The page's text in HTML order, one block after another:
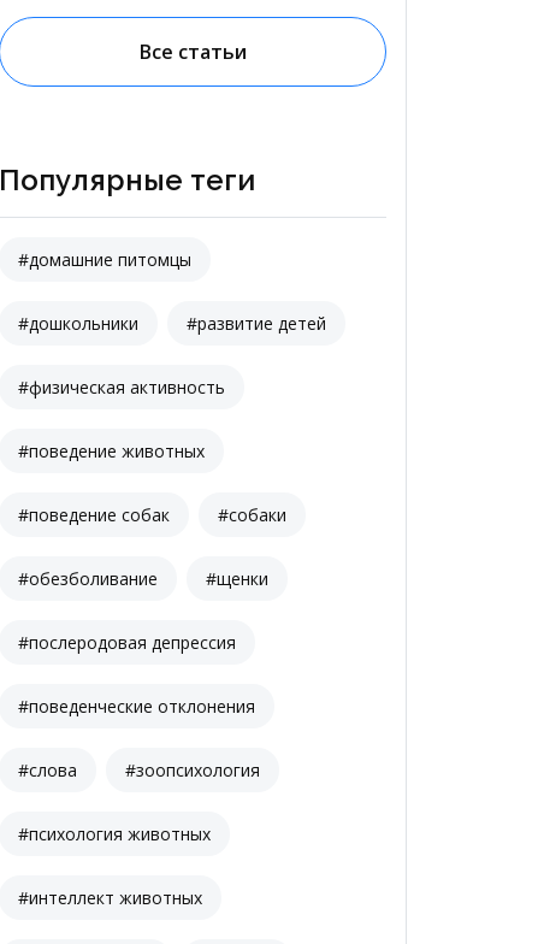
Все статьи
Популярные теги
#домашние питомцы
#дошкольники #развитие детей
#физическая активность
#поведение животных
#поведение собак #собаки
#обезболивание #щенки
#послеродовая депрессия
#поведенческие отклонения
#слова #зоопсихология
#психология животных
#интеллект животных